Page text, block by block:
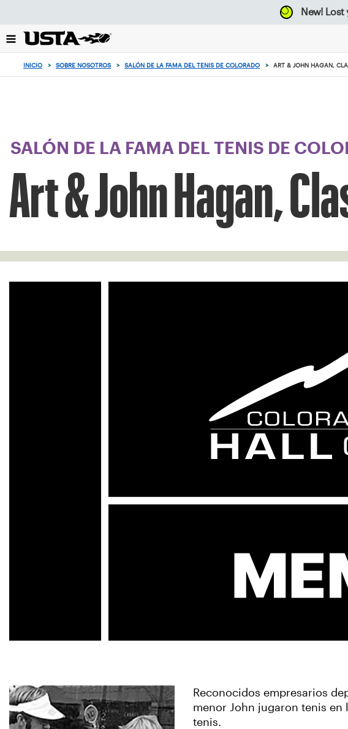
el
botón
New! Lost
INICIO > SOBRE NOSOTROS > SALÓN DE LA FAMA DEL TENIS DE COLORADO > ART & JOHN HAGAN,
SALÓN DE LA FAMA DEL TENIS DE
Art & John Hagan,
Reconocidos empresarios
menor John jugaron tenis en
tenis.